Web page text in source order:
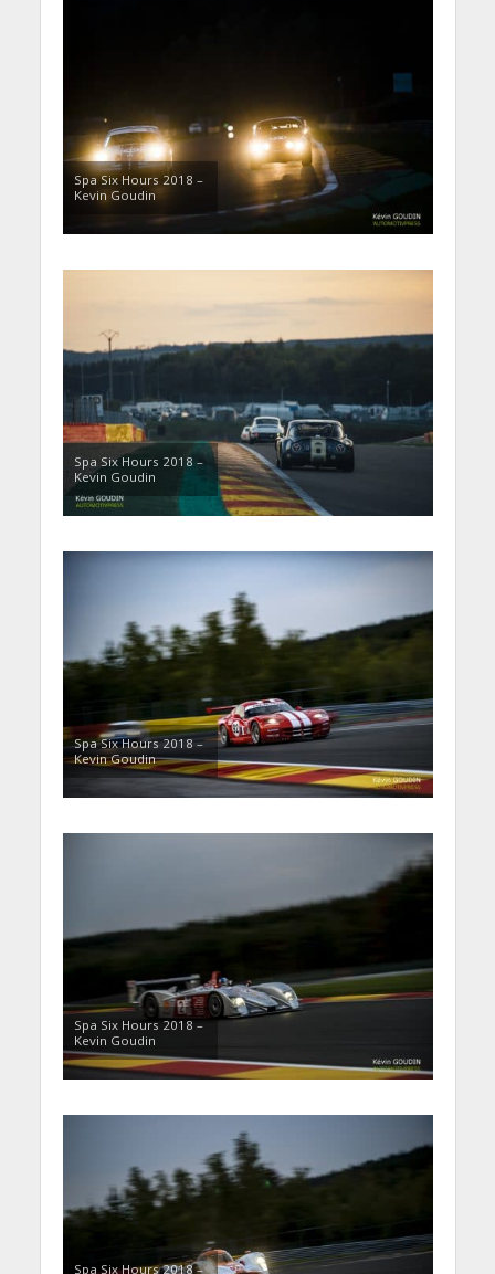
Spa Six Hours 2018 –
Kevin Goudin
Spa Six Hours 2018 –
Kevin Goudin
Spa Six Hours 2018 –
Kevin Goudin
Spa Six Hours 2018 –
Kevin Goudin
Spa Six Hours 2018 –